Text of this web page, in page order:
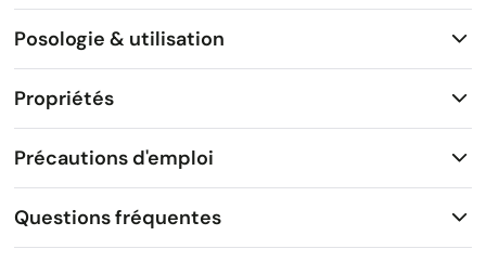
Posologie & utilisation
Propriétés
Précautions d'emploi
Questions fréquentes